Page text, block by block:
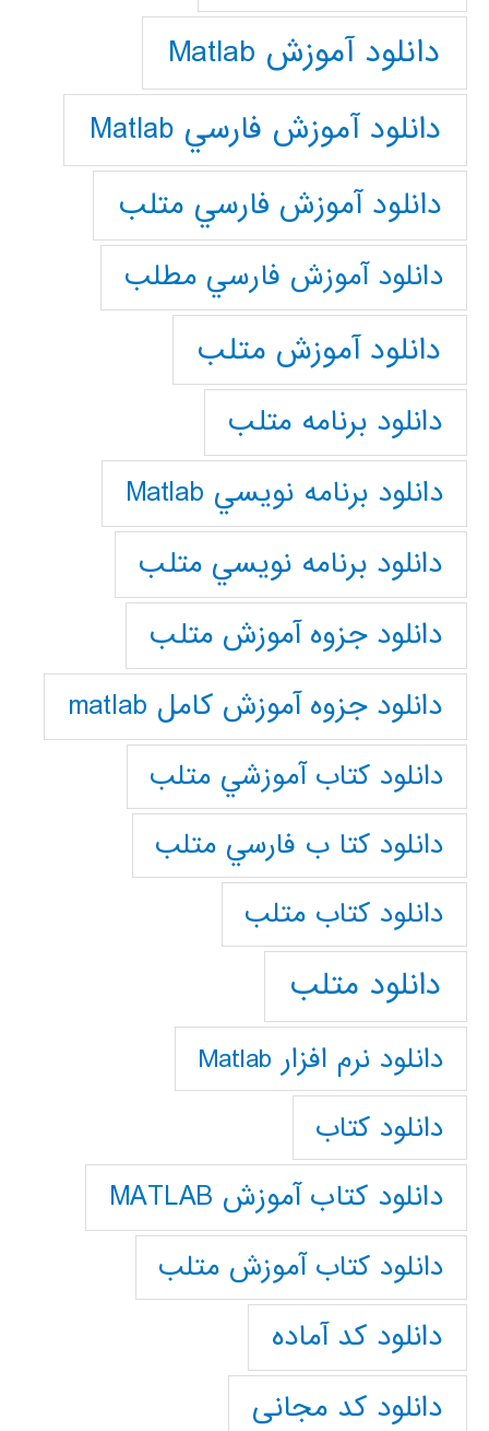
دانلود آموزش Matlab
دانلود آموزش فارسي Matlab
دانلود آموزش فارسي متلب
دانلود آموزش فارسي مطلب
دانلود آموزش متلب
دانلود برنامه متلب
دانلود برنامه نويسي Matlab
دانلود برنامه نويسي متلب
دانلود جزوه آموزش متلب
دانلود جزوه آموزش کامل matlab
دانلود كتاب آموزشي متلب
دانلود كتا ب فارسي متلب
دانلود كتاب متلب
دانلود متلب
دانلود نرم افزار Matlab
دانلود کتاب
دانلود کتاب آموزش MATLAB
دانلود کتاب آموزش متلب
دانلود کد آماده
دانلود کد مجانی